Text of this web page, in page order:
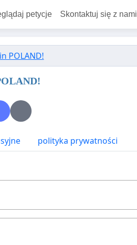
petycje Skontaktuj się z nami
POLAND!
polityka prywatności